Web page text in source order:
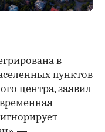
в
пунктов
центра, заявил